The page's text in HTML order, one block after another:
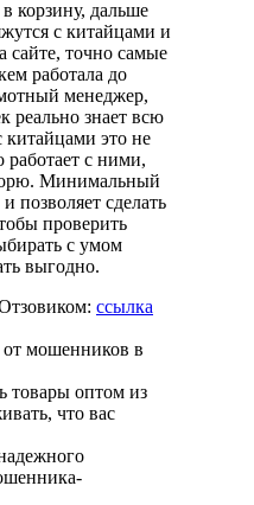
корзину, дальше
с китайцами и
точно самые
работала до
менеджер,
реально знает всю
китайцами это не
работает с ними,
Минимальный
позволяет сделать
проверить
с умом
выгодно.
ссылка
от мошенников в
товары оптом из
что вас